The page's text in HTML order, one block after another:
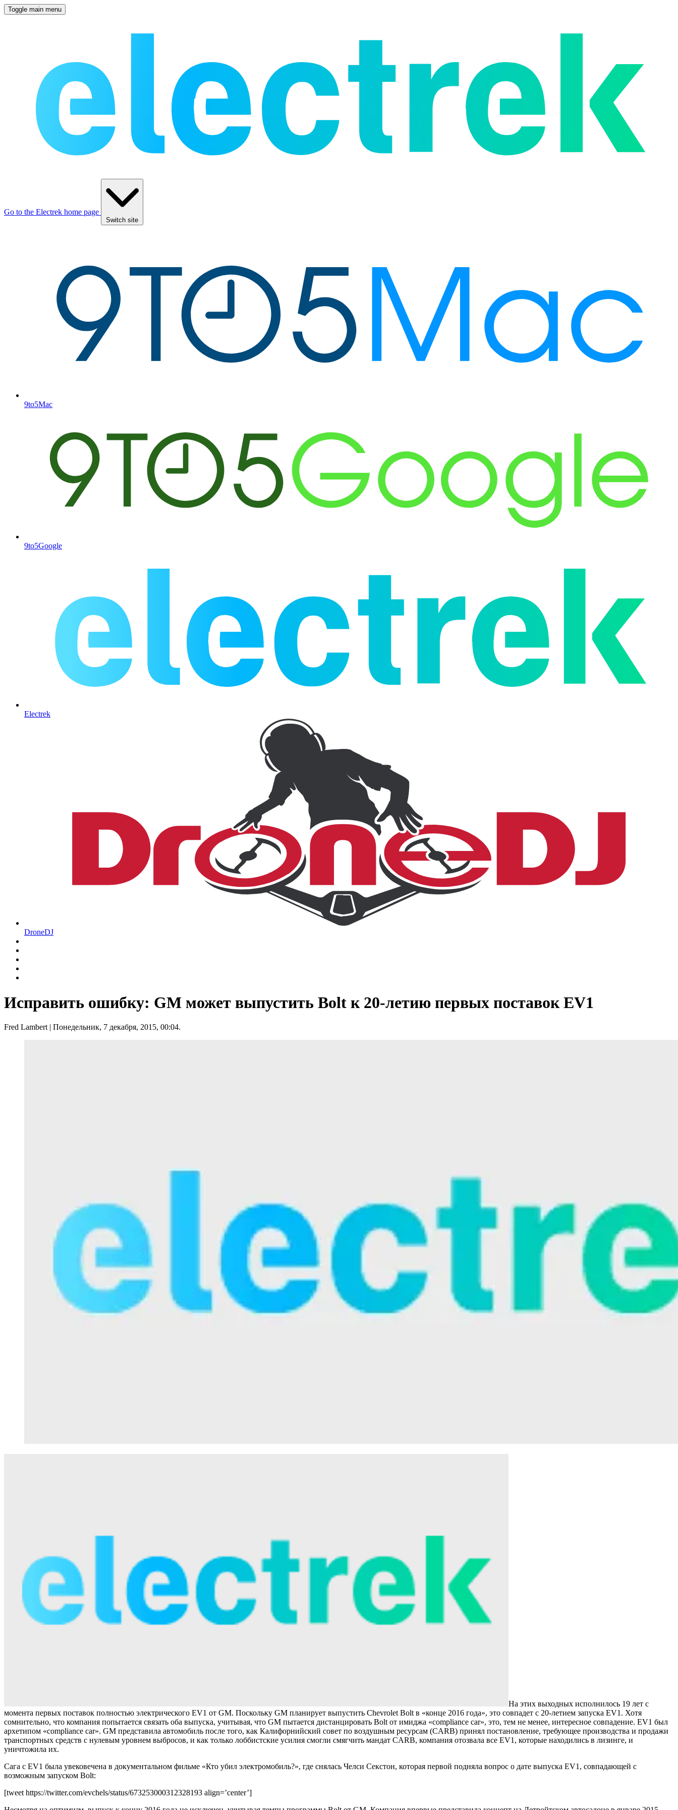
Toggle main menu
Go to the Electrek home page
Switch site
9to5Mac
9to5Google
Electrek
DroneDJ
Исправить ошибку: GM может выпустить Bolt к 20-летию первых поставок EV1
Fred Lambert | Понедельник, 7 декабря, 2015, 00:04.
На этих выходных исполнилось 19 лет с
момента первых поставок полностью электрического EV1 от GM. Поскольку GM планирует выпустить Chevrolet Bolt в «конце 2016 года», это совпадет с 20-летием запуска EV1. Хотя
сомнительно, что компания попытается связать оба выпуска, учитывая, что GM пытается дистанцировать Bolt от имиджа «compliance car», это, тем не менее, интересное совпадение. EV1 был
архетипом «compliance car». GM представила автомобиль после того, как Калифорнийский совет по воздушным ресурсам (CARB) принял постановление, требующее производства и продажи
транспортных средств с нулевым уровнем выбросов, и как только лоббистские усилия смогли смягчить мандат CARB, компания отозвала все EV1, которые находились в лизинге, и
уничтожила их.
Сага с EV1 была увековечена в документальном фильме «Кто убил электромобиль?», где снялась Челси Секстон, которая первой подняла вопрос о дате выпуска EV1, совпадающей с
возможным запуском Bolt:
[tweet https://twitter.com/evchels/status/673253000312328193 align=’center’]